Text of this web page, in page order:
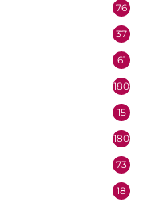
76
37
61
180
15
180
73
18